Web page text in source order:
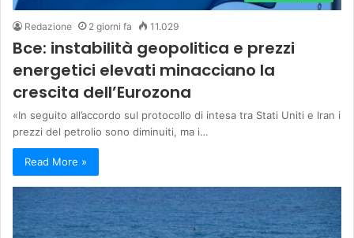
Redazione 2 giorni fa 11.029
Bce: instabilità geopolitica e prezzi
energetici elevati minacciano la
crescita dell’Eurozona
«In seguito all’accordo sul protocollo di intesa tra Stati Uniti e Iran i
prezzi del petrolio sono diminuiti, ma i…
Read More »